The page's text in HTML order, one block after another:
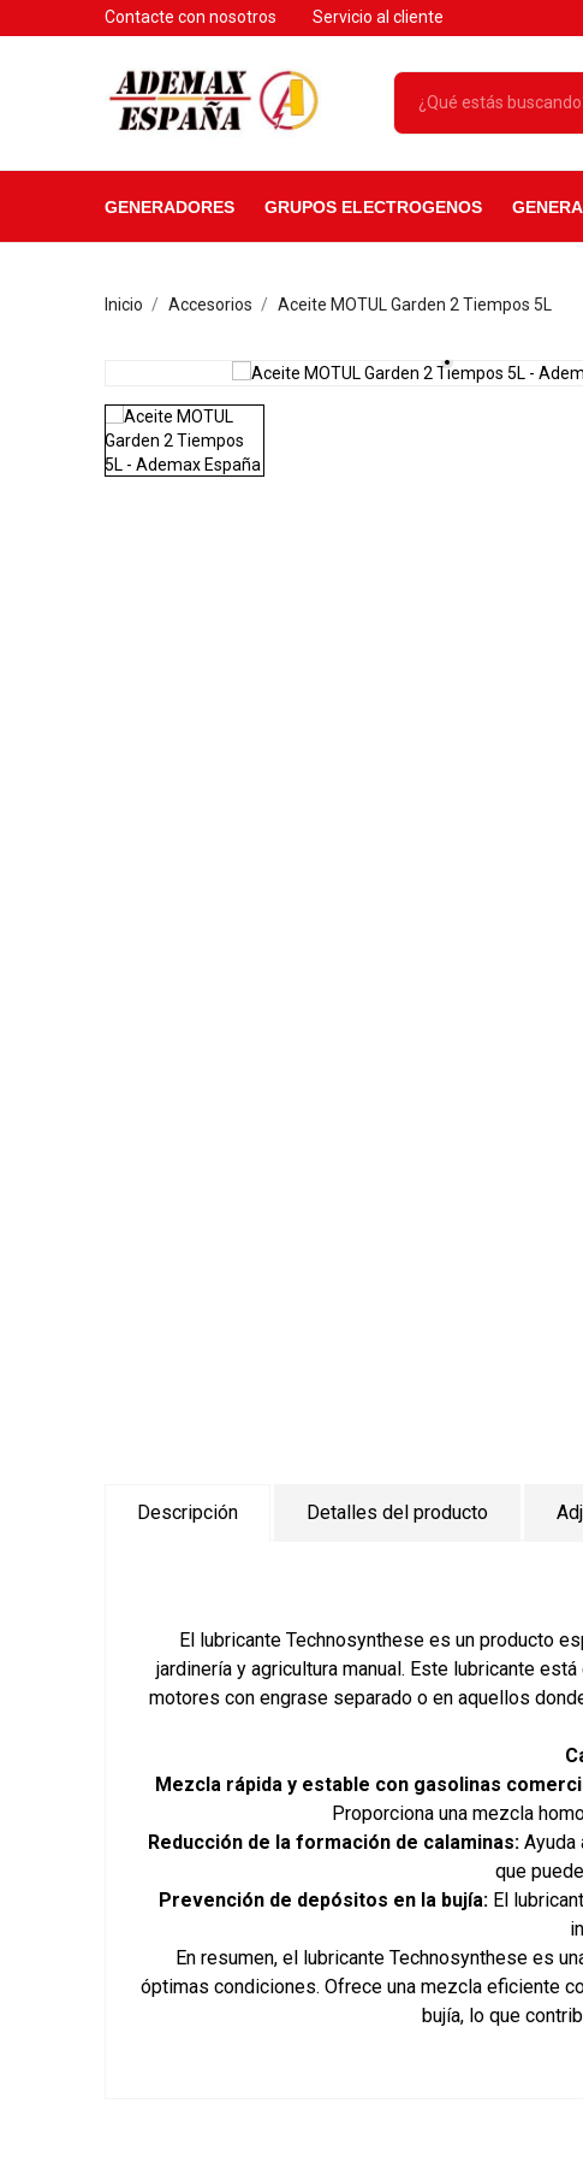
Contacte con nosotros Servicio al cliente
GENERADORES GRUPOS ELECTROGENOS
Inicio Accesorios Aceite MOTUL Garden 2 Tiempos 5L
Descripción Detalles del producto
El lubricante Technosynthese es un producto
jardinería y agricultura manual. Este lubricante
motores con engrase separado o en aquellos
Mezcla rápida y estable con gasolinas
Proporciona una mezcla
Reducción de la formación de calaminas: Ayuda
que
Prevención de depósitos en la bujía: El
En resumen, el lubricante Technosynthese es
óptimas condiciones. Ofrece una mezcla eficiente
bujía, lo que